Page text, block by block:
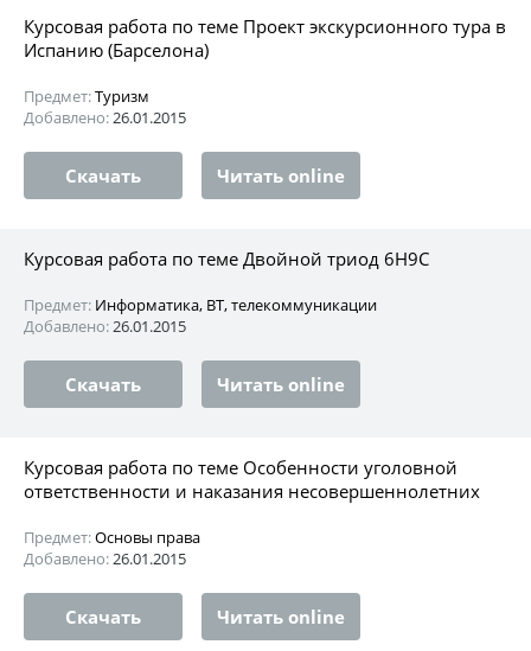
Курсовая работа по теме Проект экскурсионного тура в
Испанию (Барселона)
Предмет:Туризм
Добавлено:26.01.2015
Скачать Читать online
Курсовая работа по теме Двойной триод 6Н9С
Предмет: Информатика, ВТ, телекоммуникации
Добавлено:26.01.2015
Скачать Читать online
Курсовая работа по теме Особенности уголовной
ответственности и наказания несовершеннолетних
Предмет:Основы права
Добавлено:26.01.2015
Скачать Читать online